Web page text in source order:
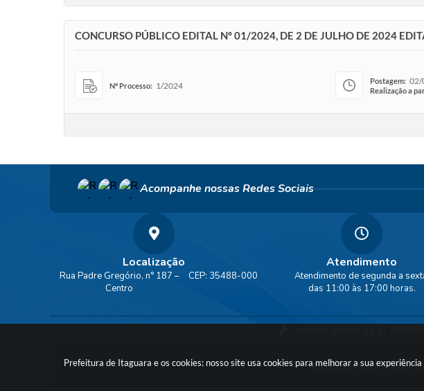
Prefeitura de Itaguara e os cookies: nosso site usa cookies para melhorar a sua
CONCURSO PÚBLICO EDITAL Nº 01/2024, DE 2 DE JULHO DE 2024
Nº Processo: 1/2024 Postagem: 02/
Realização a
Acompanhe nossas Redes Sociais
Localização
Rua Padre Gregório, n° 187 –
Centro
CEP: 35488-000
Atendimento
Atendimento de segunda a
das 11:00 às 17:00 horas.
© Copyright Instar - 2006-